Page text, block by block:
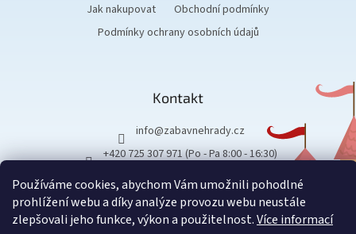
Používáme cookies, abychom Vám umožnili pohodlné
prohlížení webu a díky analýze provozu webu neustále
zlepšovali jeho funkce, výkon a použitelnost.Více informací
Jak nakupovat
Obchodní podmínky
Podmínky ochrany osobních údajů
Kontakt
info@zabavnehrady.cz
+420 725 307 971 (Po - Pa 8:00 - 16:30)